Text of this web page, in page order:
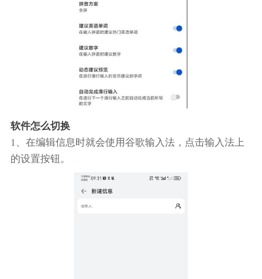
软件怎么切换
1、在编辑信息时就会使用谷歌输入法，点击输入法上
的设置按钮。